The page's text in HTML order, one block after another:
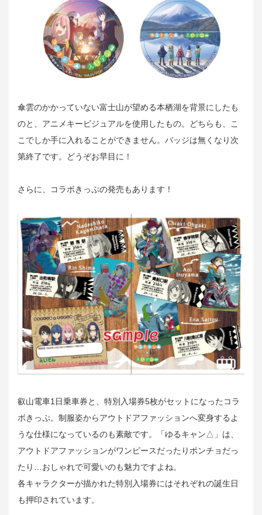
傘雲のかかっていない富士山が望める本栖湖を背景にしたも
のと、アニメキービジュアルを使用したもの。どちらも、こ
こでしか手に入れることができません。バッジは無くなり次
第終了です。どうぞお早目に！
さらに、コラボきっぷの発売もあります！
叡山電車1日乗車券と、特別入場券5枚がセットになったコラ
ボきっぷ。制服姿からアウトドアファッションへ変身するよ
うな仕様になっているのも素敵です。「ゆるキャン△」は、
アウトドアファッションがワンピースだったりポンチョだっ
たり…おしゃれで可愛いのも魅力ですよね。
各キャラクターが描かれた特別入場券にはそれぞれの誕生日
も押印されています。